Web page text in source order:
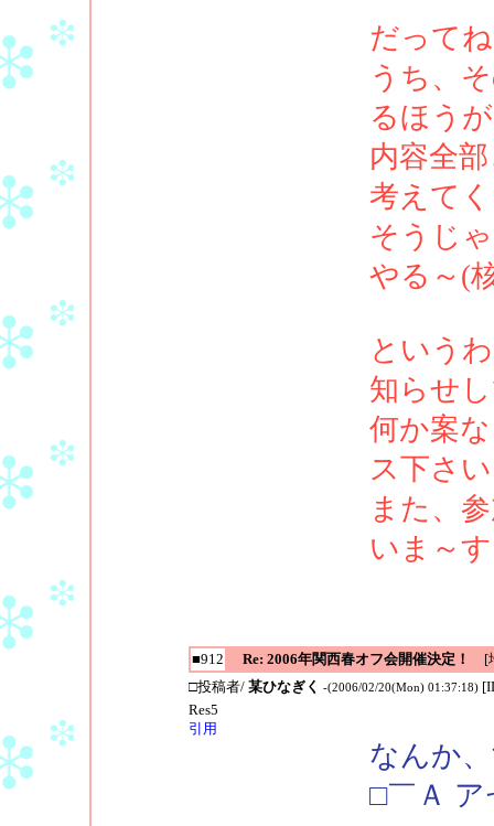
だって
うち、
るほう
内容全
考えて
そうじ
やる～(
という
知らせ
何か案
ス下さ
また、
いま～
■912 Re: 2006年関西春オフ会開催決定！
[
□投稿者/ 某ひなぎく -(2006/02/20(Mon) 01:37:18)
Res5
引用
なんか
□￣Ａ ア